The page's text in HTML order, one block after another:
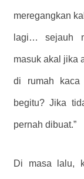
meregangkan
lagi… sejauh
masuk akal jika
di rumah kaca
begitu? Jika
pernah dibuat.”
Di masa lalu,